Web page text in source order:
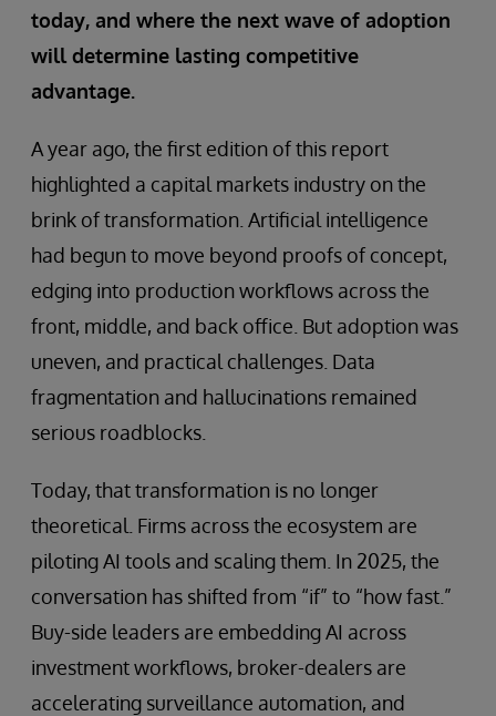
today, and where the next wave of adoption
will determine lasting competitive
advantage.
A year ago, the first edition of this report
highlighted a capital markets industry on the
brink of transformation. Artificial intelligence
had begun to move beyond proofs of concept,
edging into production workflows across the
front, middle, and back office. But adoption was
uneven, and practical challenges. Data
fragmentation and hallucinations remained
serious roadblocks.
Today, that transformation is no longer
theoretical. Firms across the ecosystem are
piloting AI tools and scaling them. In 2025, the
conversation has shifted from “if” to “how fast.”
Buy-side leaders are embedding AI across
investment workflows, broker-dealers are
accelerating surveillance automation, and